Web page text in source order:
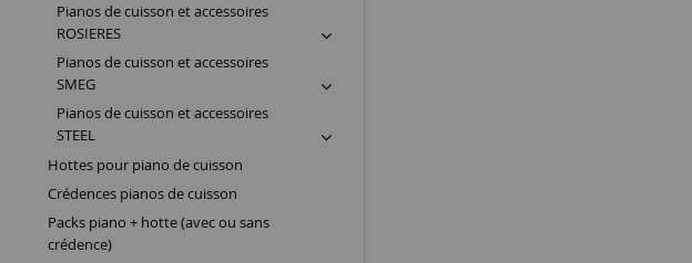
Pianos de cuisson et accessoires
ROSIERES
Pianos de cuisson et accessoires
SMEG
Pianos de cuisson et accessoires
STEEL
Hottes pour piano de cuisson
Crédences pianos de cuisson
Packs piano + hotte (avec ou sans
crédence)